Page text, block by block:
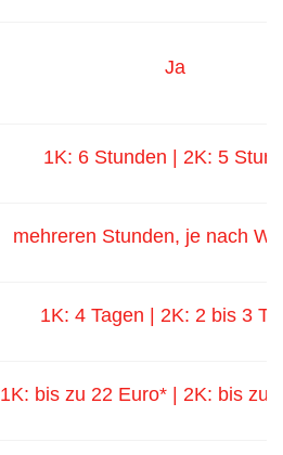
Ja
1K: 6 Stunden | 2K: 5
mehreren Stunden, je nach
1K: 4 Tagen | 2K: 2 bis 3
1K: bis zu 22 Euro* | 2K: bis zu